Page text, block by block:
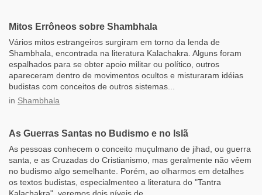
Mitos Errôneos sobre Shambhala
Vários mitos estrangeiros surgiram em torno da lenda de
Shambhala, encontrada na literatura Kalachakra. Alguns foram
espalhados para se obter apoio militar ou político, outros
apareceram dentro de movimentos ocultos e misturaram idéias
budistas com conceitos de outros sistemas...
in Shambhala
As Guerras Santas no Budismo e no Islã
As pessoas conhecem o conceito muçulmano de jihad, ou guerra
santa, e as Cruzadas do Cristianismo, mas geralmente não vêem
no budismo algo semelhante. Porém, ao olharmos em detalhes
os textos budistas, especialmenteo a literatura do "Tantra